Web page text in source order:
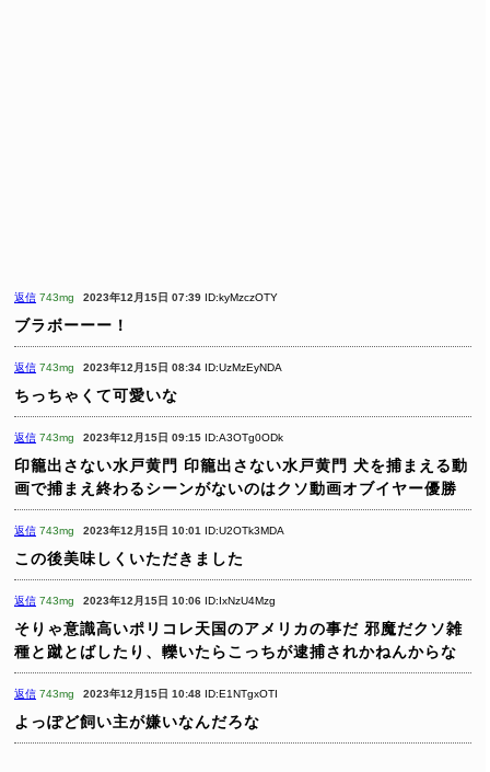
返信 743mg 2023年12月15日 07:39 ID:kyMzczOTY
ブラボーーー！
返信 743mg 2023年12月15日 08:34 ID:UzMzEyNDA
ちっちゃくて可愛いな
返信 743mg 2023年12月15日 09:15 ID:A3OTg0ODk
印籠出さない水戸黄門 印籠出さない水戸黄門 犬を捕まえる動
画で捕まえ終わるシーンがないのはクソ動画オブイヤー優勝
返信 743mg 2023年12月15日 10:01 ID:U2OTk3MDA
この後美味しくいただきました
返信 743mg 2023年12月15日 10:06 ID:IxNzU4Mzg
そりゃ意識高いポリコレ天国のアメリカの事だ 邪魔だクソ雑
種と蹴とばしたり、轢いたらこっちが逮捕されかねんからな
返信 743mg 2023年12月15日 10:48 ID:E1NTgxOTI
よっぽど飼い主が嫌いなんだろな